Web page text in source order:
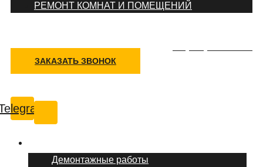
РЕМОНТ КОМНАТ И ПОМЕЩЕНИЙ
ЗАКАЗАТЬ ЗВОНОК
Демонтажные работы